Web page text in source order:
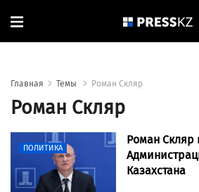
Главная Темы Роман Скляр
Роман Скляр
ПОЛИТИКА
Роман Скляр
Казахстана